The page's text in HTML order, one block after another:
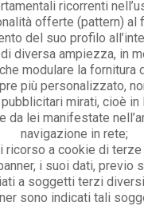
ricorrenti
offerte (pattern) al
del suo profilo
diversa ampiezza, in
modulare la fornitura
più personalizzato,
mirati, cioè in
da lei manifestate
navigazione in rete;
ricorso a cookie di terze
i suoi dati, previo
a soggetti terzi
sono indicati tali